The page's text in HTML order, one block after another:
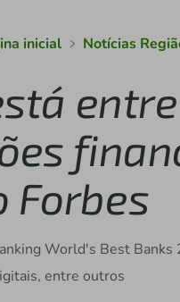
inicial Notícias
Forbes
World's Best
entre outros